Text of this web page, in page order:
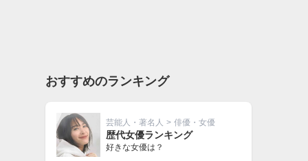
おすすめのランキング
芸能人・著名人 > 俳優・女優
歴代女優ランキング
好きな女優は？